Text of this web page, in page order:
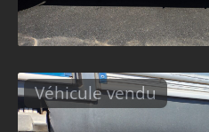
Véhicule vendu